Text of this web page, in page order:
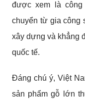
được xem là công
chuyển từ gia công
xây dựng và khẳng
quốc tế.
Đáng chú ý, Việt
sản phẩm gỗ lớn